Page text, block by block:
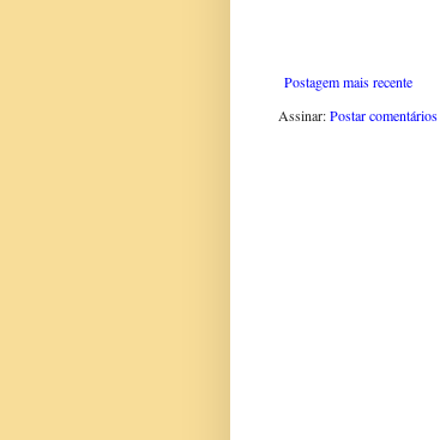
Postagem mais recente
Assinar:Postar